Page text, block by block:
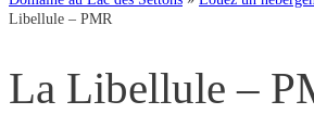
Libellule – PMR
La Libellule –